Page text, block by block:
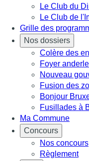
Le Club du
Le Club de
Grille des
Nos dossiers
Colère des
Foyer
Nouveau
Fusion des
Bonjour
Fusillades à
Ma Commune
Concours
Nos concours
Règlement